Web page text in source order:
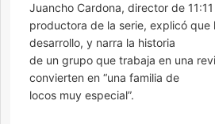
Juancho Cardona, director de 11:11
productora de la serie, explicó que
desarrollo, y narra la historia
de un grupo que trabaja en una
convierten en “una familia de
locos muy especial”.